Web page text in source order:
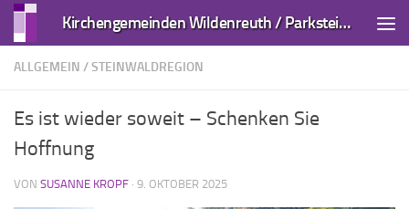
Zum Inhalt springen Kirchengemeinden Wildenreuth / Parkstein und Kirchendemenreuth
ALLGEMEIN /STEINWALDREGION
Es ist wieder soweit – Schenken Sie
Hoffnung
VON SUSANNE KROPF · 9. OKTOBER 2025